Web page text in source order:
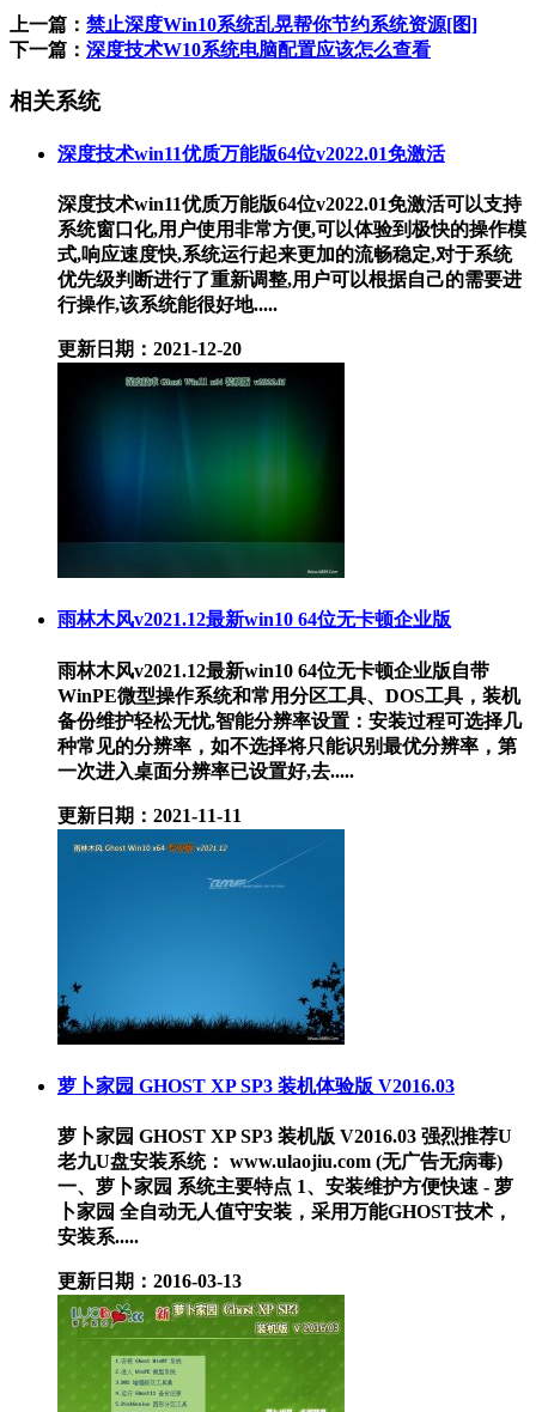
上一篇： 禁止深度Win10系统乱晃帮你节约系统资源[图]
下一篇： 深度技术W10系统电脑配置应该怎么查看
相关系统
深度技术win11优质万能版64位v2022.01免激活
深度技术win11优质万能版64位v2022.01免激活可以支持
系统窗口化,用户使用非常方便,可以体验到极快的操作模
式,响应速度快,系统运行起来更加的流畅稳定,对于系统
优先级判断进行了重新调整,用户可以根据自己的需要进
行操作,该系统能很好地.....
更新日期：2021-12-20
雨林木风v2021.12最新win10 64位无卡顿企业版
雨林木风v2021.12最新win10 64位无卡顿企业版自带
WinPE微型操作系统和常用分区工具、DOS工具，装机
备份维护轻松无忧,智能分辨率设置：安装过程可选择几
种常见的分辨率，如不选择将只能识别最优分辨率，第
一次进入桌面分辨率已设置好,去.....
更新日期：2021-11-11
萝卜家园 GHOST XP SP3 装机体验版 V2016.03
萝卜家园 GHOST XP SP3 装机版 V2016.03 强烈推荐U
老九U盘安装系统： www.ulaojiu.com (无广告无病毒)
一、萝卜家园 系统主要特点 1、安装维护方便快速 - 萝
卜家园 全自动无人值守安装，采用万能GHOST技术，
安装系.....
更新日期：2016-03-13